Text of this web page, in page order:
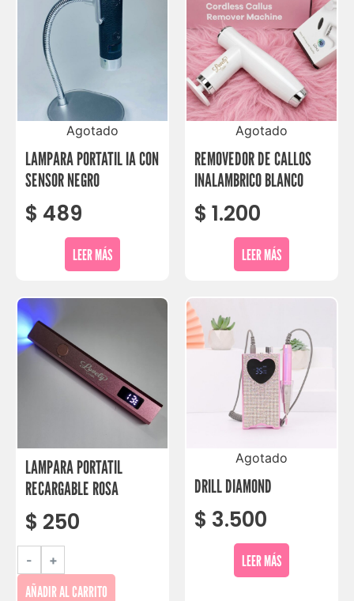
Agotado
LAMPARA PORTATIL IA CON
SENSOR NEGRO
$ 489
LEER MÁS
Agotado
REMOVEDOR DE CALLOS
INALAMBRICO BLANCO
$ 1.200
LEER MÁS
LAMPARA PORTATIL
RECARGABLE ROSA
$ 250
- +
AÑADIR AL CARRITO
Agotado
DRILL DIAMOND
$ 3.500
LEER MÁS